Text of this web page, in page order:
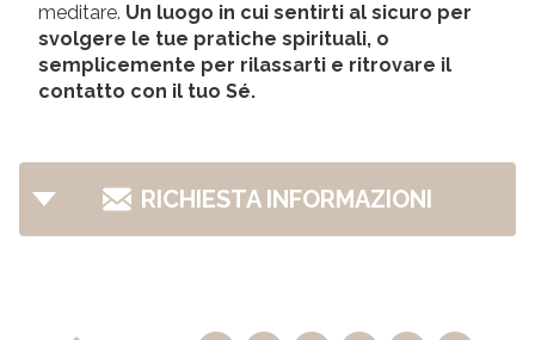
meditare. Un luogo in cui sentirti al sicuro per
svolgere le tue pratiche spirituali, o
semplicemente per rilassarti e ritrovare il
contatto con il tuo Sé.
RICHIESTA INFORMAZIONI